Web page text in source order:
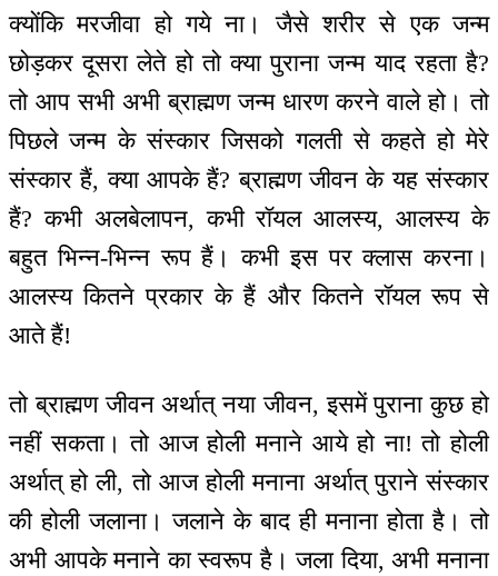
क्योंकि मरजीवा हो गये ना। जैसे शरीर से एक जन्म
छोड़कर दूसरा लेते हो तो क्या पुराना जन्म याद रहता है?
तो आप सभी अभी ब्राह्मण जन्म धारण करने वाले हो। तो
पिछले जन्म के संस्कार जिसको गलती से कहते हो मेरे
संस्कार हैं, क्या आपके हैं? ब्राह्मण जीवन के यह संस्कार
हैं? कभी अलबेलापन, कभी रॉयल आलस्य, आलस्य के
बहुत भिन्न-भिन्न रूप हैं। कभी इस पर क्लास करना।
आलस्य कितने प्रकार के हैं और कितने रॉयल रूप से
आते हैं!
तो ब्राह्मण जीवन अर्थात् नया जीवन, इसमें पुराना कुछ हो
नहीं सकता। तो आज होली मनाने आये हो ना! तो होली
अर्थात् हो ली, तो आज होली मनाना अर्थात् पुराने संस्कार
की होली जलाना। जलाने के बाद ही मनाना होता है। तो
अभी आपके मनाने का स्वरूप है। जला दिया, अभी मनाना